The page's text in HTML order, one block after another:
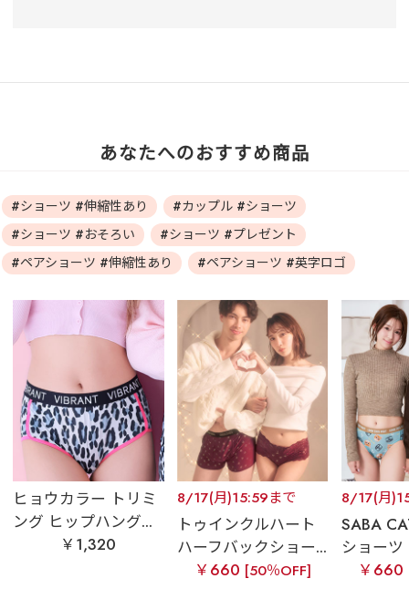
あなたへのおすすめ商品
#ショーツ #伸縮性あり
#カップル #ショーツ
#ショーツ #おそろい
#ショーツ #プレゼント
#ペアショーツ #伸縮性あり
#ペアショーツ #英字ロゴ
ヒョウカラー トリミ
ング ヒップハング...
￥1,320
8/17(月)15:59まで
トゥインクルハート
ハーフバックショー...
￥660 [50％OFF]
8/17(月
SABA
ショーツ
￥660